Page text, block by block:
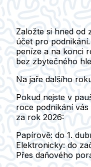
Založte si hned od
účet pro podnikání
peníze a na konci
bez zbytečného
Na jaře dalšího
Pokud nejste v
roce podnikání vás
za rok 2026:
Papírově: do 1.
Elektronicky: do
Přes daňového